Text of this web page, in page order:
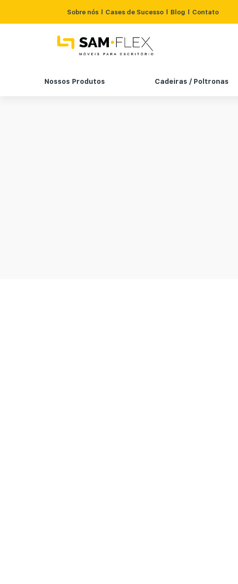
Sobre nós Cases de Sucesso Blog Contato
Nossos Produtos Cadeiras / Poltronas